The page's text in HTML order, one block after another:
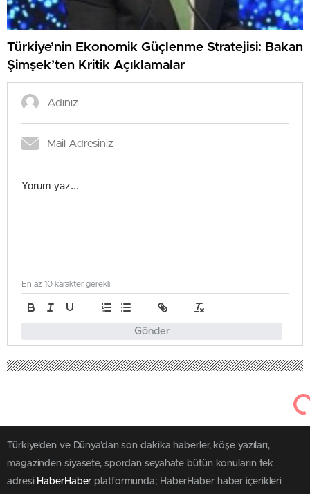
Türkiye’nin Ekonomik Güçlenme Stratejisi: Bakan
Şimşek’ten Kritik Açıklamalar
Gönder
En az 10 karakter gerekli
Türkiye'den ve Dünya’dan son dakika haberler, köşe yazıları,
magazinden siyasete, spordan seyahate bütün konuların tek
adresi HaberHaber platformunda; HaberHaber haber içerikleri